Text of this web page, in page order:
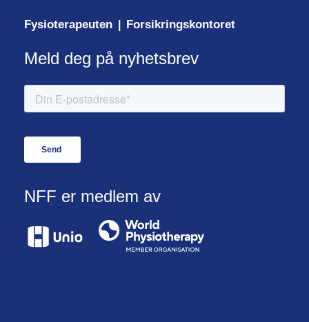
Fysioterapeuten Forsikringskontoret
Meld deg på nyhetsbrev
NFF er medlem av